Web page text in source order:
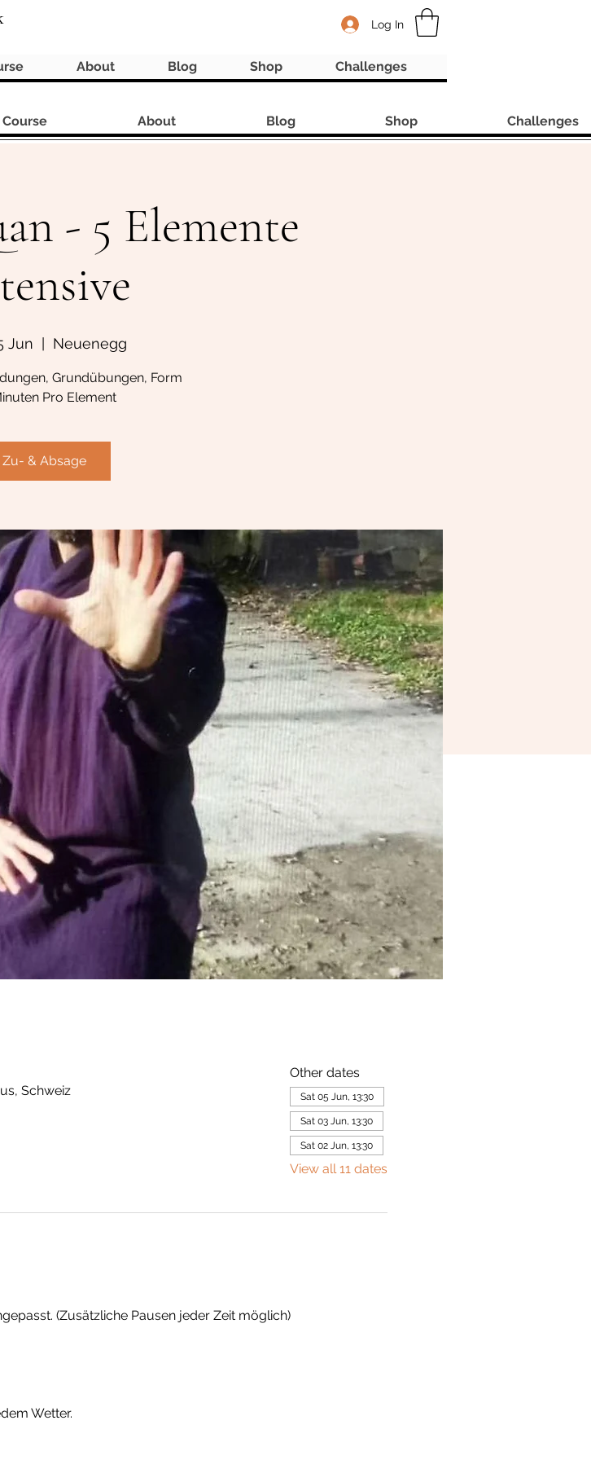
Log In
About Blog Shop Challenges
- 5 Elemente
Jun
  |
Neuenegg
Grundübungen, Form
Pro Element
Zu- & Absage
Schweiz
Other dates
Sat 05 Jun, 13:30
Sat 03 Jun, 13:30
Sat 02 Jun, 13:30
View all 11 dates
(Zusätzliche Pausen jeder Zeit möglich)
Wetter.
About Blog Shop Challenges